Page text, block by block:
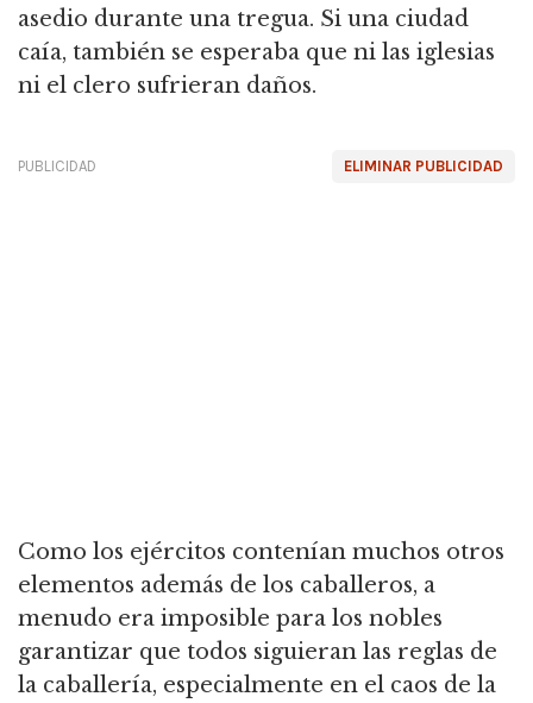
asedio durante una tregua. Si una ciudad
caía, también se esperaba que ni las iglesias
ni el clero sufrieran daños.
ELIMINAR PUBLICIDAD
PUBLICIDAD
Como los ejércitos contenían muchos otros
elementos además de los caballeros, a
menudo era imposible para los nobles
garantizar que todos siguieran las reglas de
la caballería, especialmente en el caos de la